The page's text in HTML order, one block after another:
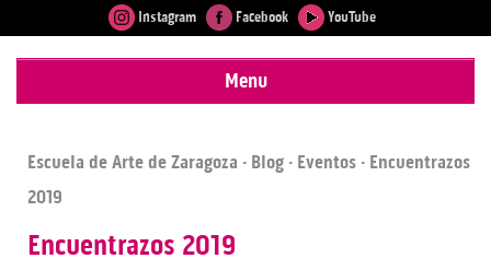
Instagram Facebook YouTube
Menu
Escuela de Arte de Zaragoza · Blog · Eventos · Encuentrazos
2019
Encuentrazos 2019